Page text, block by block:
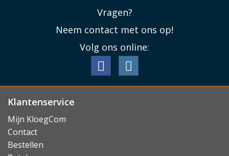
Vragen?
Neem contact met ons op!
Volg ons online:
Klantenservice
Mijn KloegCom
Contact
Bestellen